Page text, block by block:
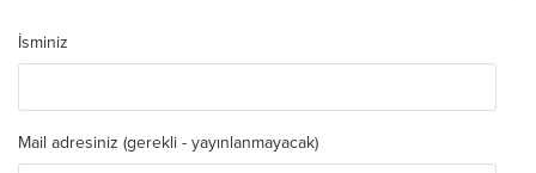
İsminiz
Mail adresiniz (gerekli - yayınlanmayacak)